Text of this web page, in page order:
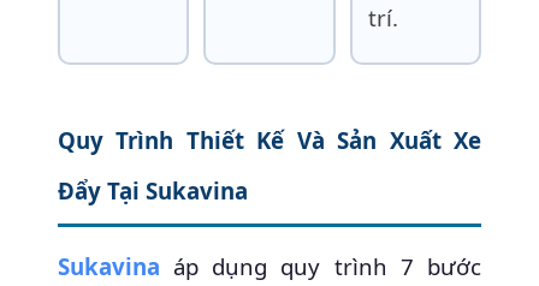
trí.
Quy Trình Thiết Kế Và Sản Xuất Xe
Đẩy Tại Sukavina
Sukavina áp dụng quy trình 7 bước